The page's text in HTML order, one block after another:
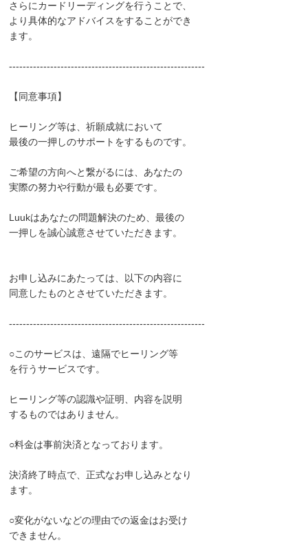
さらにカードリーディングを行うことで、
より具体的なアドバイスをすることができ
ます。
---------------------------------------------------------
【同意事項】
ヒーリング等は、祈願成就において
最後の一押しのサポートをするものです。
ご希望の方向へと繋がるには、あなたの
実際の努力や行動が最も必要です。
Luukはあなたの問題解決のため、最後の
一押しを誠心誠意させていただきます。
お申し込みにあたっては、以下の内容に
同意したものとさせていただきます。
---------------------------------------------------------
○このサービスは、遠隔でヒーリング等
を行うサービスです。
ヒーリング等の認識や証明、内容を説明
するものではありません。
○料金は事前決済となっております。
決済終了時点で、正式なお申し込みとなり
ます。
○変化がないなどの理由での返金はお受け
できません。